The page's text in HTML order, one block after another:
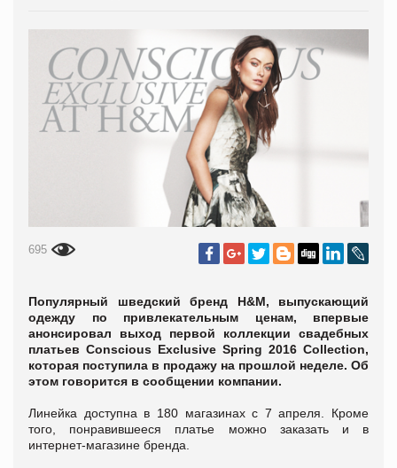
695
Популярный шведский бренд H&M, выпускающий
одежду по привлекательным ценам, впервые
анонсировал выход первой коллекции свадебных
платьев Conscious Exclusive Spring 2016 Collection,
которая поступила в продажу на прошлой неделе. Об
этом говорится в сообщении компании.
Линейка доступна в 180 магазинах с 7 апреля. Кроме
того, понравившееся платье можно заказать и в
интернет-магазине бренда.